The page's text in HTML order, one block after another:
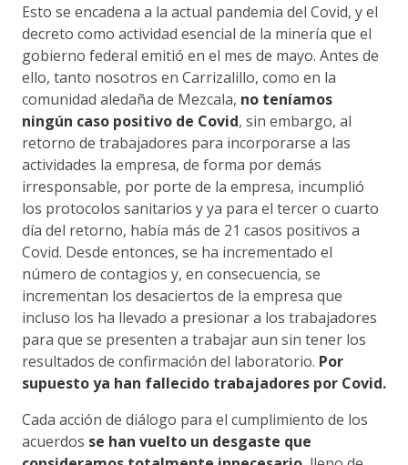
Esto se encadena a la actual pandemia del Covid, y el
decreto como actividad esencial de la minería que el
gobierno federal emitió en el mes de mayo. Antes de
ello, tanto nosotros en Carrizalillo, como en la
comunidad aledaña de Mezcala, no teníamos
ningún caso positivo de Covid, sin embargo, al
retorno de trabajadores para incorporarse a las
actividades la empresa, de forma por demás
irresponsable, por porte de la empresa, incumplió
los protocolos sanitarios y ya para el tercer o cuarto
día del retorno, había más de 21 casos positivos a
Covid. Desde entonces, se ha incrementado el
número de contagios y, en consecuencia, se
incrementan los desaciertos de la empresa que
incluso los ha llevado a presionar a los trabajadores
para que se presenten a trabajar aun sin tener los
resultados de confirmación del laboratorio. Por
supuesto ya han fallecido trabajadores por Covid.
Cada acción de diálogo para el cumplimiento de los
acuerdos se han vuelto un desgaste que